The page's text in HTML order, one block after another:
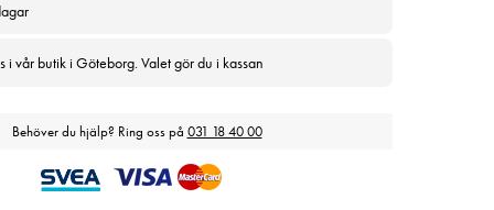
i vår butik i Göteborg. Valet gör du i kassan
Behöver du hjälp? Ring oss på 031 18 40 00